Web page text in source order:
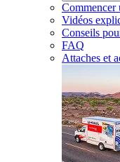
Commencer
Vidéos
Conseils
FAQ
Attaches et